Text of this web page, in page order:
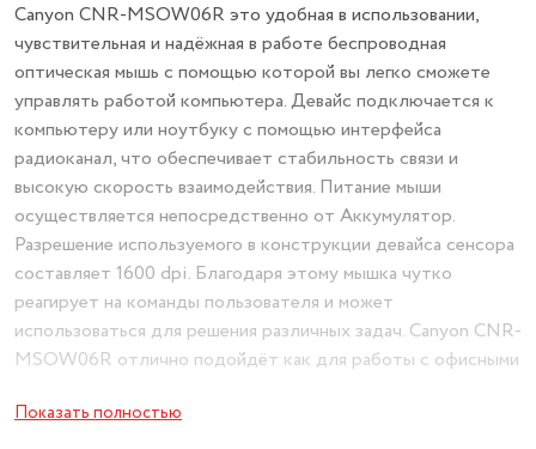
Canyon CNR-MSOW06R это удобная в использовании,
чувствительная и надёжная в работе беспроводная
оптическая мышь с помощью которой вы легко сможете
управлять работой компьютера. Девайс подключается к
компьютеру или ноутбуку с помощью интерфейса
радиоканал, что обеспечивает стабильность связи и
высокую скорость взаимодействия. Питание мыши
осуществляется непосредственно от Аккумулятор.
Разрешение используемого в конструкции девайса сенсора
составляет 1600 dpi. Благодаря этому мышка чутко
реагирует на команды пользователя и может
использоваться для решения различных задач. Canyon CNR-
MSOW06R отлично подойдёт как для работы с офисными
требовательные шутеры, бродилки и стрелялки. Корпус
Показать полностью